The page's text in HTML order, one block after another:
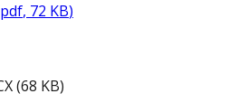
pdf, 72 KB)
(68 KB)